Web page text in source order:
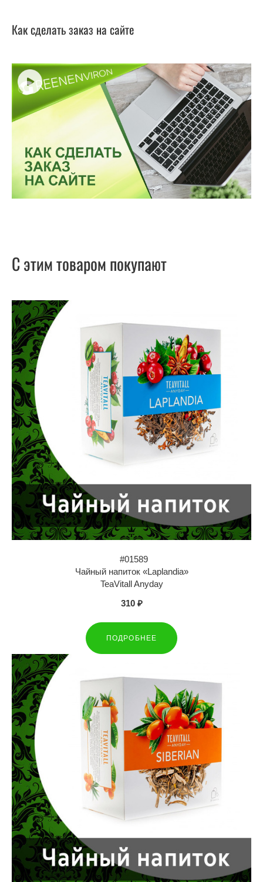
Как сделать заказ на сайте
С этим товаром покупают
#01589
Чайный напиток «Laplandia»
TeaVitall Anyday
310 ₽
ПОДРОБНЕЕ